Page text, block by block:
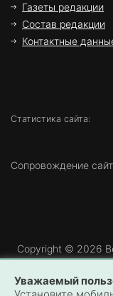
Газеты редакции
Состав редакции
Контактные
Статистика сайта:
Сопровождение
Copyright © 2026
Уважаемый